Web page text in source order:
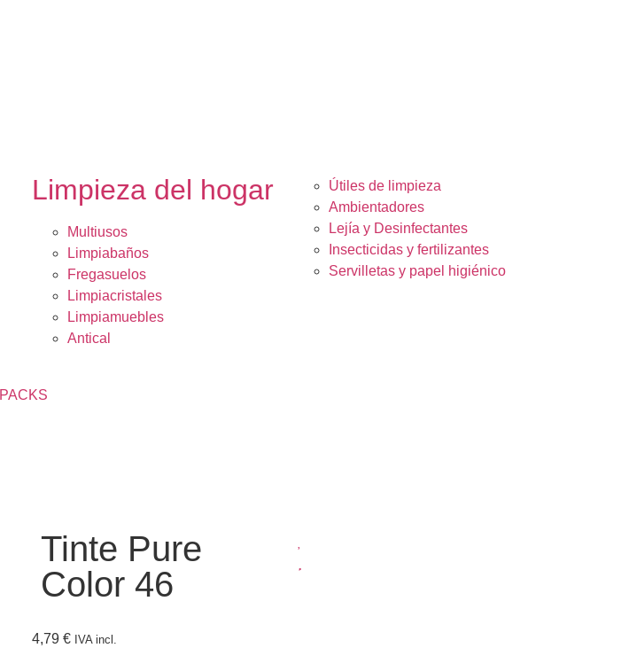
Limpieza del hogar
Multiusos
Limpiabaños
Fregasuelos
Limpiacristales
Limpiamuebles
Antical
Útiles de limpieza
Ambientadores
Lejía y Desinfectantes
Insecticidas y fertilizantes
Servilletas y papel higiénico
PACKS
Tinte Pure
Color 46
4,79 € IVA incl.